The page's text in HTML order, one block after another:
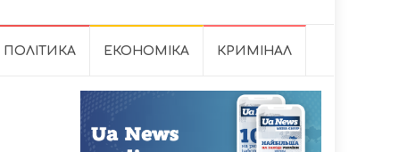
ПОЛІТИКА ЕКОНОМІКА КРИМІНАЛ